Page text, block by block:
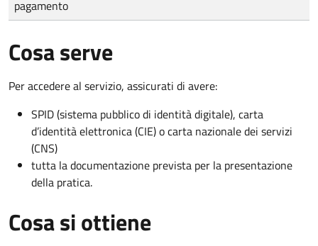
pagamento
Cosa serve
Per accedere al servizio, assicurati di avere:
SPID (sistema pubblico di identità digitale), carta
d’identità elettronica (CIE) o carta nazionale dei servizi
(CNS)
tutta la documentazione prevista per la presentazione
della pratica.
Cosa si ottiene